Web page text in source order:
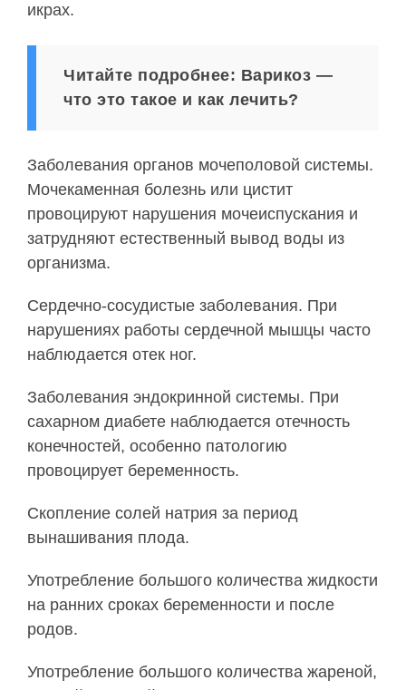
икрах.
Читайте подробнее: Варикоз —
что это такое и как лечить?
Заболевания органов мочеполовой системы.
Мочекаменная болезнь или цистит
провоцируют нарушения мочеиспускания и
затрудняют естественный вывод воды из
организма.
Сердечно-сосудистые заболевания. При
нарушениях работы сердечной мышцы часто
наблюдается отек ног.
Заболевания эндокринной системы. При
сахарном диабете наблюдается отечность
конечностей, особенно патологию
провоцирует беременность.
Скопление солей натрия за период
вынашивания плода.
Употребление большого количества жидкости
на ранних сроках беременности и после
родов.
Употребление большого количества жареной,